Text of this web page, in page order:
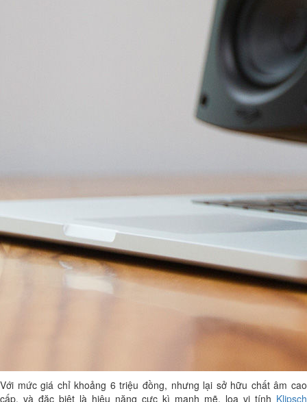
Với mức giá chỉ khoảng 6 triệu đồng, nhưng lại sở hữu chất âm cao
cấp, và đặc biệt là hiệu năng cực kì mạnh mẽ, loa vi tính Klipsch